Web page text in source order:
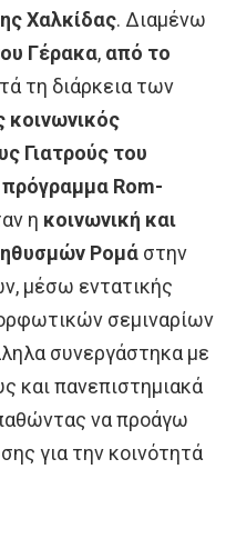
Χαλκίδας. Διαμένω
Γέρακα, από το
τη διάρκεια των
κοινωνικός
Γιατρούς του
πρόγραμμα Rom-
η κοινωνική και
Ρομά στην
μέσω εντατικής
σεμιναρίων
συνεργάστηκα με
και πανεπιστημιακά
να προάγω
για την κοινότητά